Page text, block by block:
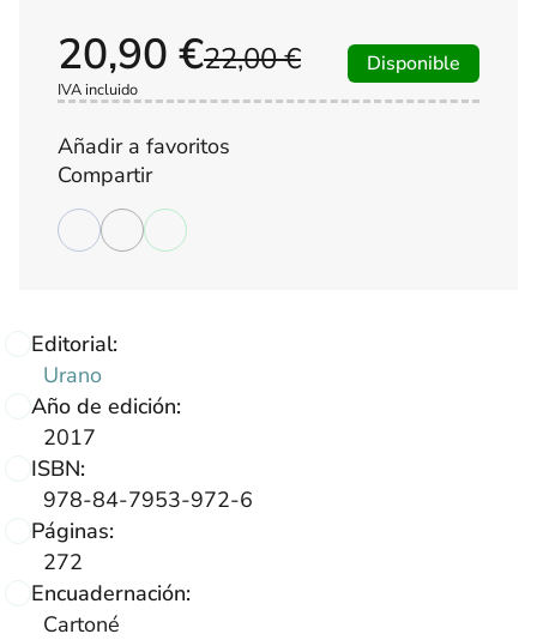
Editorial:
Urano
Año de edición:
2017
ISBN:
978-84-7953-972-6
Páginas:
272
Encuadernación:
Cartoné
22,00 €
20,90 €
IVA incluido
Disponible
Añadir a favoritos
Compartir